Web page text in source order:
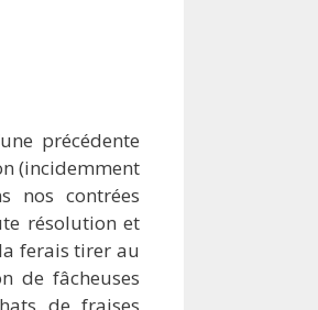
précédente
(incidemment
nos contrées
résolution et
ferais tirer au
de fâcheuses